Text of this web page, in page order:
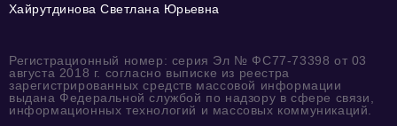
Хайрутдинова Светлана Юрьевна
Регистрационный номер: серия Эл № ФС77-73398 от 03
августа 2018 г. согласно выписке из реестра
зарегистрированных средств массовой информации
выдана Федеральной службой по надзору в сфере связи,
информационных технологий и массовых коммуникаций.